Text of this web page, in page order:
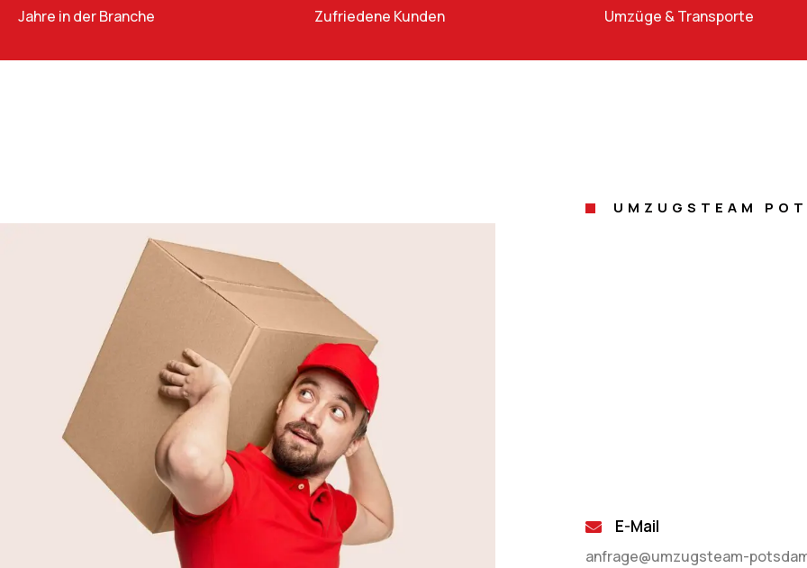
Jahre in der Branche Zufriedene Kunden Umzüge & Transporte
UMZUGSTEAM
E-Mail
anfrage@umzugsteam-